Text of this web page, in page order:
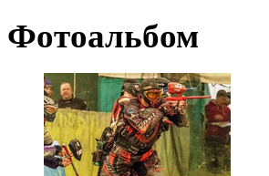
Фотоальбом